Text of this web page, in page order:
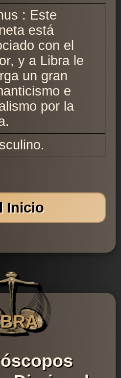
: Este
está
con el
y a Libra le
un gran
e
por la
Inicio